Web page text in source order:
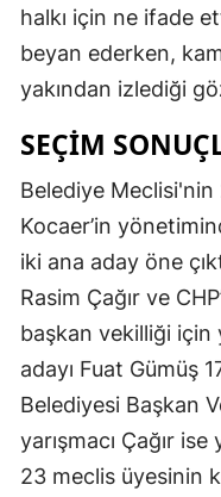
halkı için ne ifade
beyan ederken,
yakından izlediği
SEÇIM
Belediye
Kocaer’in
iki ana aday öne
Rasim Çağır ve
başkan vekilliği için
adayı Fuat Gümüş
Belediyesi Başkan
yarışmacı Çağır
23 meclis üyesinin